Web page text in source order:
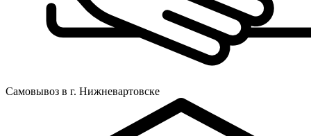
Самовывоз в г. Нижневартовске